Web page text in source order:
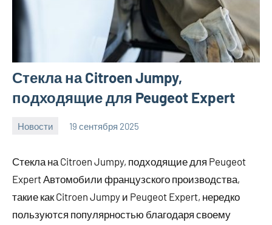
Стекла на Citroen Jumpy,
подходящие для Peugeot Expert
Новости 19 сентября 2025
Стекла на Citroen Jumpy, подходящие для Peugeot
Expert Автомобили французского производства,
такие как Citroen Jumpy и Peugeot Expert, нередко
пользуются популярностью благодаря своему